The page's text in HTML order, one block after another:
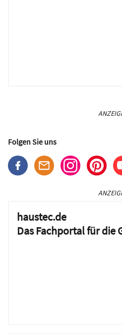
Folgen Sie uns
haustec.de
Das Fachportal für die